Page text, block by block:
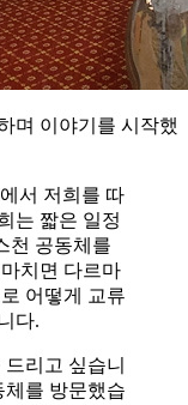
며 이야기를 시작했
서 저희를 따
는 짧은 일정
천 공동체를
치면 다르마
어떻게 교류
다.
리고 싶습니
체를 방문했습